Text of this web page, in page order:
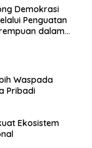
Demokrasi
Penguatan
dalam
Waspada
Pribadi
Ekosistem